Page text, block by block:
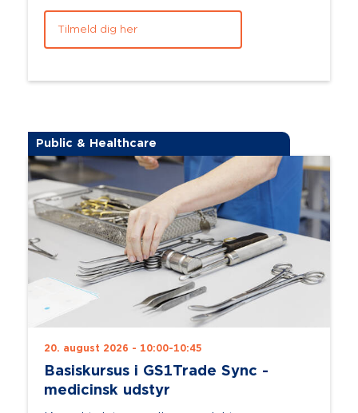
Tilmeld dig her
Public & Healthcare
20. august 2026 - 10:00-10:45
Basiskursus i GS1Trade Sync -
medicinsk udstyr